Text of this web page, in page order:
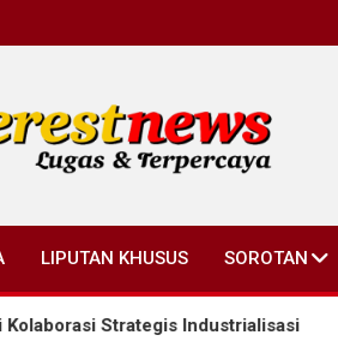
LIPUTAN KHUSUS SOROTAN
Strategis Industrialisasi